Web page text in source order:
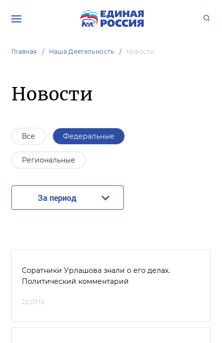
Главная Наша Деятельность Новости
Новости
Все Федеральные
Региональные
За период
Соратники Урлашова знали о его делах.
Политический комментарий
22.07.13